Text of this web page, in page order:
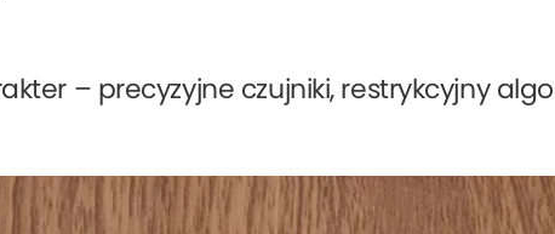
– precyzyjne czujniki, restrykcyjny